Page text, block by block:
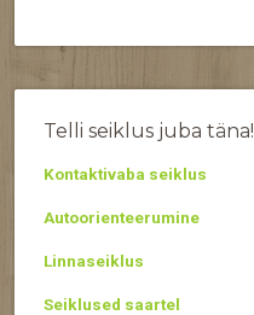
Telli seiklus juba täna!
Kontaktivaba seiklus
Autoorienteerumine
Linnaseiklus
Seiklused saartel